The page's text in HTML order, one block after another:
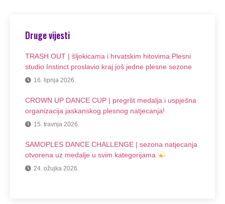
Druge vijesti
TRASH OUT | šljokicama i hrvatskim hitovima Plesni
studio Instinct proslavio kraj još jedne plesne sezone
16. lipnja 2026.
CROWN UP DANCE CUP | pregršt medalja i uspješna
organizacija jaskanskog plesnog natjecanja!
15. travnja 2026.
SAMOPLES DANCE CHALLENGE | sezona natjecanja
otvorena uz medalje u svim kategorijama
24. ožujka 2026.